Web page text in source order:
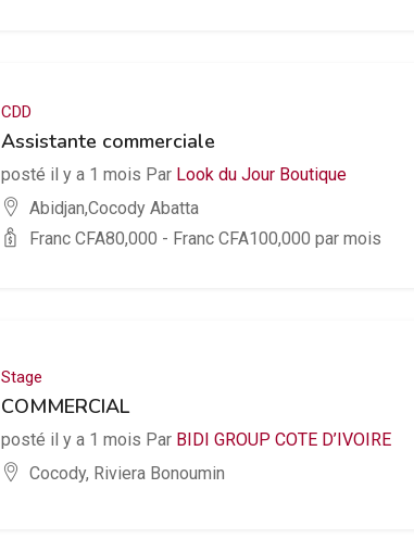
CDD
Assistante commerciale
posté il y a 1 mois ParLook du Jour Boutique
Abidjan,Cocody Abatta
Franc CFA80,000 - Franc CFA100,000 par mois
Stage
COMMERCIAL
posté il y a 1 mois ParBIDI GROUP COTE D’IVOIRE
Cocody, Riviera Bonoumin